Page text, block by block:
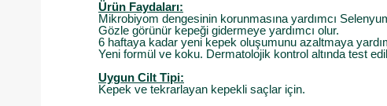
Ürün Faydaları:
Mikrobiyom dengesinin korunmasına yardımcı
Gözle görünür kepeği gidermeye yardımcı olur.
6 haftaya kadar yeni kepek oluşumunu azaltmaya
Yeni formül ve koku. Dermatolojik kontrol altında test
Uygun Cilt Tipi:
Kepek ve tekrarlayan kepekli saçlar için.